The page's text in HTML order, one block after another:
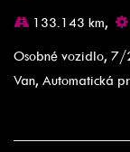
133.143 km,
Osobné vozidlo,
Van, Automatická